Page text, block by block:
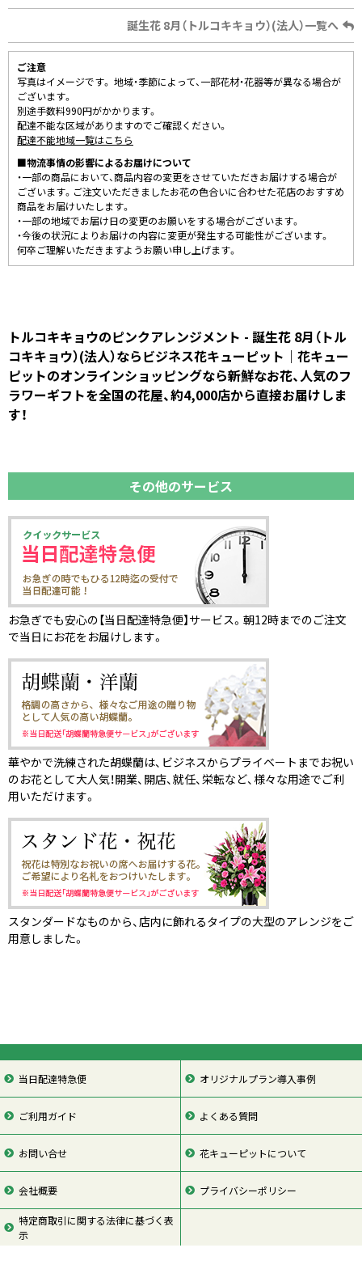
誕生花 8月（トルコキキョウ）(法人）一覧へ
ご注意
写真はイメージです。 地域・季節によって、一部花材・花器等が異なる場合が
ございます。
別途手数料990円がかかります。
配達不能な区域がありますのでご確認ください。
配達不能地域一覧はこちら
■物流事情の影響によるお届けについて
・一部の商品において、商品内容の変更をさせていただきお届けする場合が
ございます。ご注文いただきましたお花の色合いに合わせた花店のおすすめ
商品をお届けいたします。
・一部の地域でお届け日の変更のお願いをする場合がございます。
・今後の状況によりお届けの内容に変更が発生する可能性がございます。
何卒ご理解いただきますようお願い申し上げます。
トルコキキョウのピンクアレンジメント - 誕生花 8月（トル
コキキョウ）(法人）ならビジネス花キューピット｜花キュー
ピットのオンラインショッピングなら新鮮なお花、人気のフ
ラワーギフトを全国の花屋、約4,000店から直接お届けしま
す！
その他のサービス
お急ぎでも安心の【当日配達特急便】サービス。朝12時までのご注文
で当日にお花をお届けします。
華やかで洗練された胡蝶蘭は、ビジネスからプライベートまでお祝い
のお花として大人気！開業、開店、就任、栄転など、様々な用途でご利
用いただけます。
スタンダードなものから、店内に飾れるタイプの大型のアレンジをご
用意しました。
当日配達特急便 オリジナルプラン導入事例
ご利用ガイド よくある質問
お問い合せ 花キューピットについて
会社概要 プライバシーポリシー
特定商取引に関する法律に基づく表
示